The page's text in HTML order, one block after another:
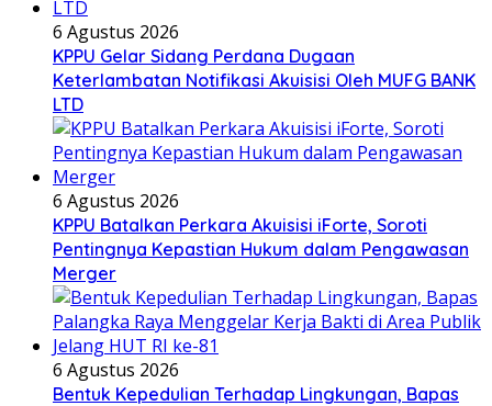
6 Agustus 2026
KPPU Gelar Sidang Perdana Dugaan
Keterlambatan Notifikasi Akuisisi Oleh MUFG BANK
LTD
6 Agustus 2026
KPPU Batalkan Perkara Akuisisi iForte, Soroti
Pentingnya Kepastian Hukum dalam Pengawasan
Merger
6 Agustus 2026
Bentuk Kepedulian Terhadap Lingkungan, Bapas